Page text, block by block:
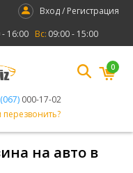
Вход / Регистрация
- 16:00 Вс: 09:00 - 15:00
(067) 000-17-02
0
на авто в